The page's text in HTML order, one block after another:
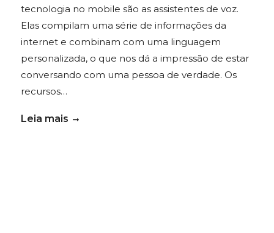
tecnologia no mobile são as assistentes de voz.
Elas compilam uma série de informações da
internet e combinam com uma linguagem
personalizada, o que nos dá a impressão de estar
conversando com uma pessoa de verdade. Os
recursos…
Leia mais